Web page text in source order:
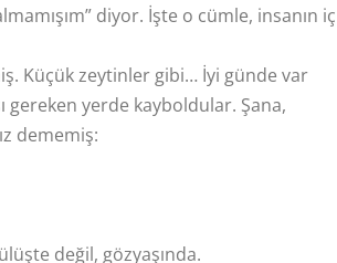
diyor. İşte o cümle, insanın iç
Küçük zeytinler gibi… İyi günde var
gereken yerde kayboldular. Şana,
dememiş:
değil, gözyaşında.